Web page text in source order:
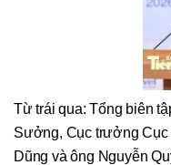
Từ trái qua: Tổng biên
Sưởng, Cục trưởng Cục
Dũng và ông Nguyễn